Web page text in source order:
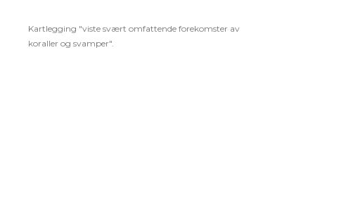
Kartlegging "viste svært omfattende forekomster av
koraller og svamper".